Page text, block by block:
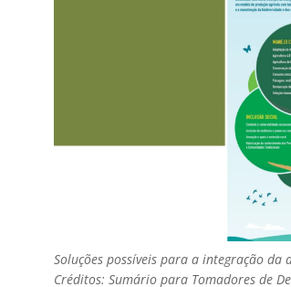
Soluções possíveis para a integração da
Créditos: Sumário para Tomadores de